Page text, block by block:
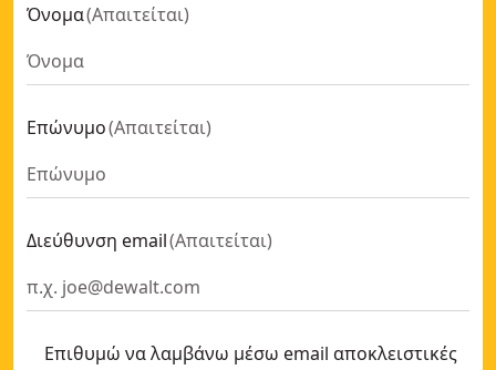
Όνομα(Απαιτείται)
Επώνυμο(Απαιτείται)
Διεύθυνση email(Απαιτείται)
Επιθυμώ να λαμβάνω μέσω email αποκλειστικές